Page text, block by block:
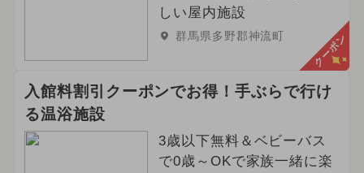
しい屋内施設
群馬県多野郡神流町 クーポン
入館料割引クーポンでお得！手ぶらで行け
る温浴施設
3歳以下無料＆ベビーバス
で0歳～OKで家族一緒に楽